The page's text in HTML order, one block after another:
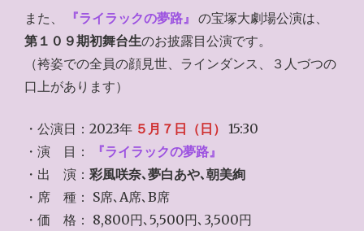
また、 『ライラックの夢路』
の宝塚大劇場公演は、
第１０９期初舞台生のお披露目公演です。
（袴姿での全員の顔見世、ラインダンス、３人づつの
口上があります）
・公演日：2023年 ５月７日（日）
15:30
・演 目：
『ライラックの夢路』
・出 演： 彩風咲奈､夢白あや､朝美絢
・席 種： S席､A席､B席
・価 格： 8,800円､5,500円､3,500円